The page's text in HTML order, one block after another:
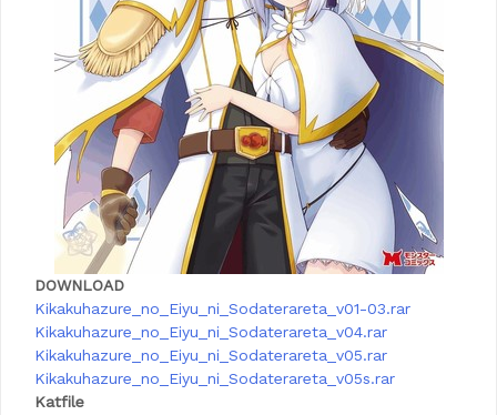
DOWNLOAD
Kikakuhazure_no_Eiyu_ni_Sodaterareta_v01-03.rar
Kikakuhazure_no_Eiyu_ni_Sodaterareta_v04.rar
Kikakuhazure_no_Eiyu_ni_Sodaterareta_v05.rar
Kikakuhazure_no_Eiyu_ni_Sodaterareta_v05s.rar
Katfile